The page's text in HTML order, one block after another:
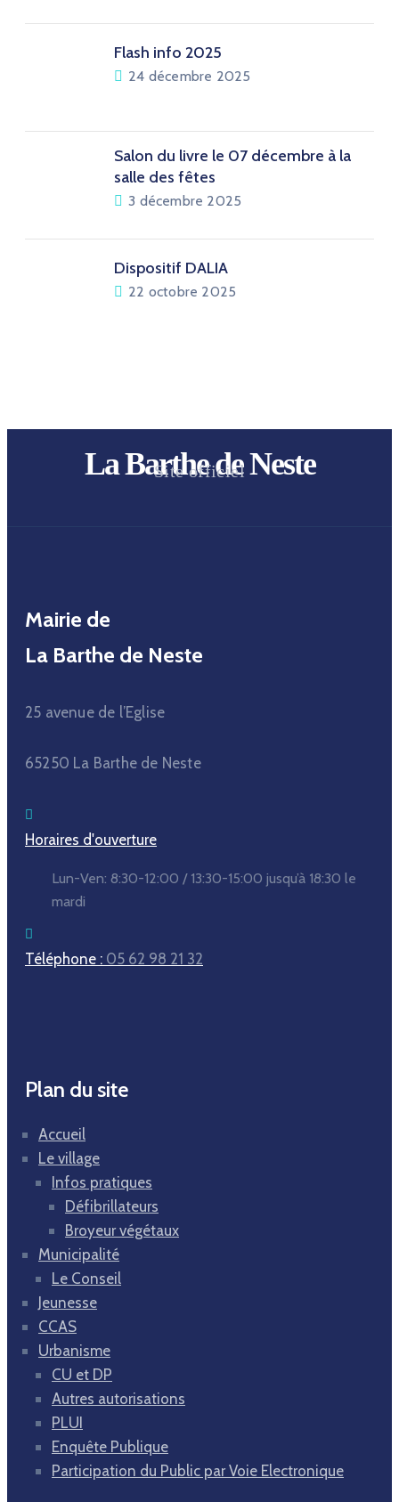
Flash info 2025
24 décembre 2025
Salon du livre le 07 décembre à la
salle des fêtes
3 décembre 2025
Dispositif DALIA
22 octobre 2025
La Barthe de Neste
Site officiel
Mairie de
La Barthe de Neste
25 avenue de l’Eglise
65250 La Barthe de Neste
Horaires d'ouverture
Lun-Ven: 8:30-12:00 / 13:30-15:00 jusqu’à 18:30 le
mardi
Téléphone : 05 62 98 21 32
Plan du site
Accueil
Le village
Infos pratiques
Défibrillateurs
Broyeur végétaux
Municipalité
Le Conseil
Jeunesse
CCAS
Urbanisme
CU et DP
Autres autorisations
PLUI
Enquête Publique
Participation du Public par Voie Electronique